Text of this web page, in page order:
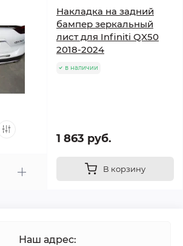
Накладка на задний
бампер зеркальный
лист для Infiniti QX50
2018-2024
в наличии
1 863 руб.
В корзину
Наш адрес: